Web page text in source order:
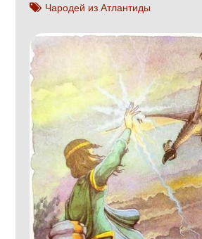
Чародей из Атлантиды